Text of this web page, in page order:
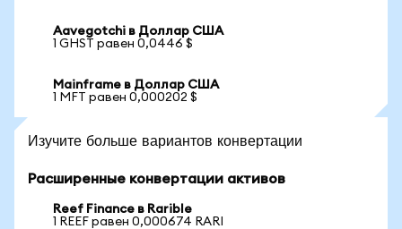
Aavegotchi в Доллар США
1 GHST равен 0,0446 $
Mainframe в Доллар США
1 MFT равен 0,000202 $
Изучите больше вариантов конвертации
Расширенные конвертации активов
Reef Finance в Rarible
1 REEF равен 0,000674 RARI